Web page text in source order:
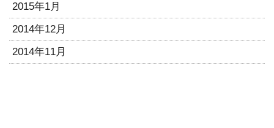
2015年1月
2014年12月
2014年11月